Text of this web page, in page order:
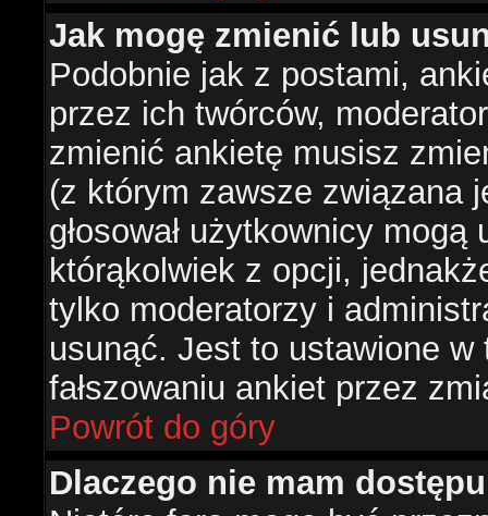
Jak mogę zmienić lub
Podobnie jak z postami,
przez ich twórców,
zmienić ankietę musisz
(z którym zawsze związana
głosował użytkownicy
którąkolwiek z opcji,
tylko moderatorzy i
usunąć. Jest to ustawione
fałszowaniu ankiet przez
Powrót do góry
Dlaczego nie mam